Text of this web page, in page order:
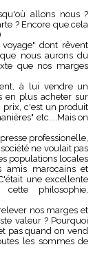
allons nous ?
? Encore que cela
dont rêvent
nous aurons du
que nos marges
à lui vendre un
en plus acheter sur
prix, c'est un produit
etc....Mais on
professionelle,
ne voulait pas
populations locales
amis marocains et
une excellente
philosophie,
nos marges et
valeur ? Pourquoi
pas quand on vend
les sommes de